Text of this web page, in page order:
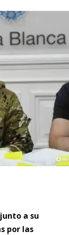
a su
por las